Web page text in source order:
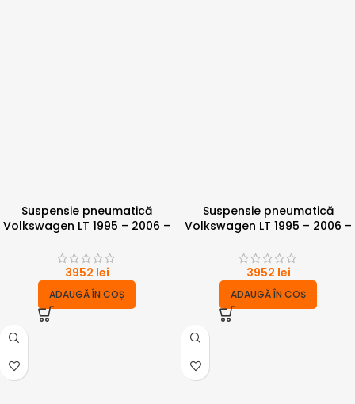
Suspensie pneumatică
Volkswagen LT 1995 – 2006 –
compresor
3952 lei
ADAUGĂ ÎN COȘ
Suspensie pneumatică
Volkswagen LT 1995 – 2006 –
3952 lei
ADAUGĂ ÎN COȘ